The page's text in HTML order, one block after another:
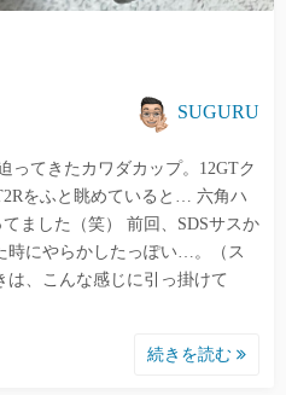
SUGURU
ってきたカワダカップ。12GTク
をふと眺めていると… 六角ハ
ました（笑） 前回、SDSサスか
時にやらかしたっぽい…。（ス
、こんな感じに引っ掛けて
続きを読む